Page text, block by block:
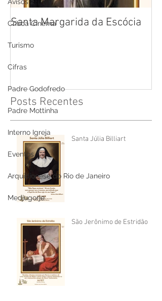
Crítica Cinema
Turismo
Cifras
Padre Godofredo
Padre Mottinha
Interno Igreja
Eventos
Arquidiocese do Rio de Janeiro
Medjugorje
Santa Margarida da Escócia
Posts Recentes
Santa Júlia Billiart
São Jerônimo de Estridão